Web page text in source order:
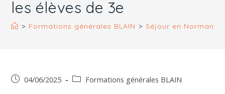
les élèves de 3e
> Formations générales BLAIN > Séjour en
04/06/2025 Formations générales BLAIN